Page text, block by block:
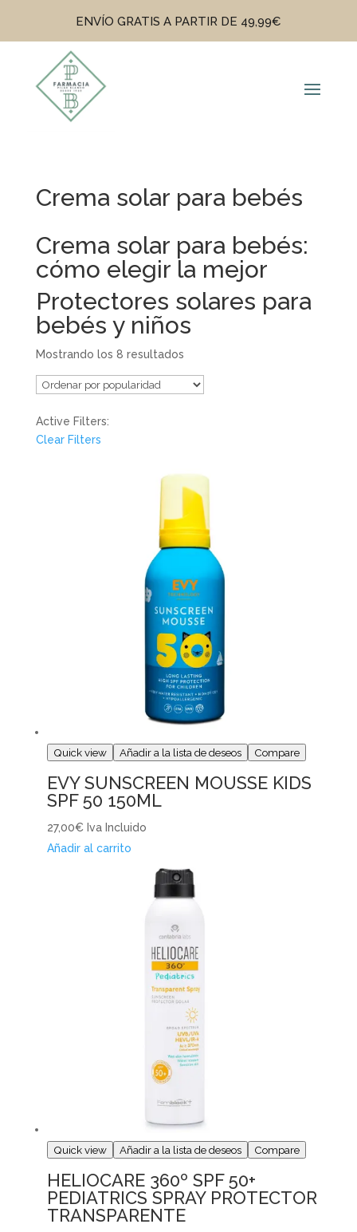
ENVÍO GRATIS A PARTIR DE 49,99€
Crema solar para bebés
Crema solar para bebés:
cómo elegir la mejor
Protectores solares para
bebés y niños
Mostrando los 8 resultados
Active Filters:
Clear Filters
Quick view Añadir a la lista de deseos Compare
EVY SUNSCREEN MOUSSE KIDS
SPF 50 150ML
27,00€ Iva Incluido
Añadir al carrito
Quick view Añadir a la lista de deseos Compare
HELIOCARE 360º SPF 50+
PEDIATRICS SPRAY PROTECTOR
TRANSPARENTE